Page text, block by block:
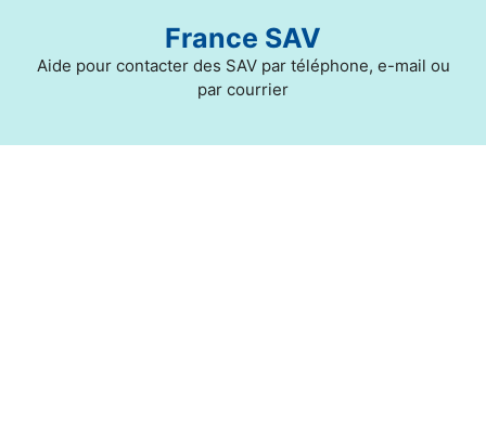
contenu
France SAV
Aide pour contacter des SAV par téléphone, e-mail ou
par courrier